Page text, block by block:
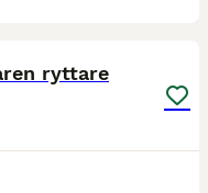
ryttare